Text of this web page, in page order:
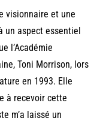
visionnaire et une
un aspect essentiel
l’Académie
Toni Morrison, lors
en 1993. Elle
à recevoir cette
m’a laissé un